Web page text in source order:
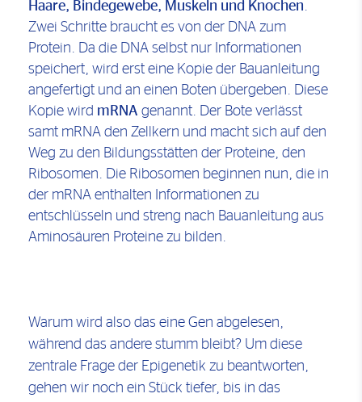
Haare, Bindegewebe, Muskeln und Knochen.
Zwei Schritte braucht es von der DNA zum
Protein. Da die DNA selbst nur Informationen
speichert, wird erst eine Kopie der Bauanleitung
angefertigt und an einen Boten übergeben. Diese
Kopie wird mRNA genannt. Der Bote verlässt
samt mRNA den Zellkern und macht sich auf den
Weg zu den Bildungsstätten der Proteine, den
Ribosomen. Die Ribosomen beginnen nun, die in
der mRNA enthalten Informationen zu
entschlüsseln und streng nach Bauanleitung aus
Aminosäuren Proteine zu bilden.
Warum wird also das eine Gen abgelesen,
während das andere stumm bleibt? Um diese
zentrale Frage der Epigenetik zu beantworten,
gehen wir noch ein Stück tiefer, bis in das